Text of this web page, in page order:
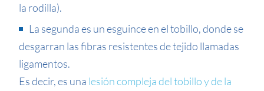
la rodilla).
La segunda es un esguince en el tobillo, donde se
desgarran las fibras resistentes de tejido llamadas
ligamentos.
Es decir, es una lesión compleja del tobillo y de la